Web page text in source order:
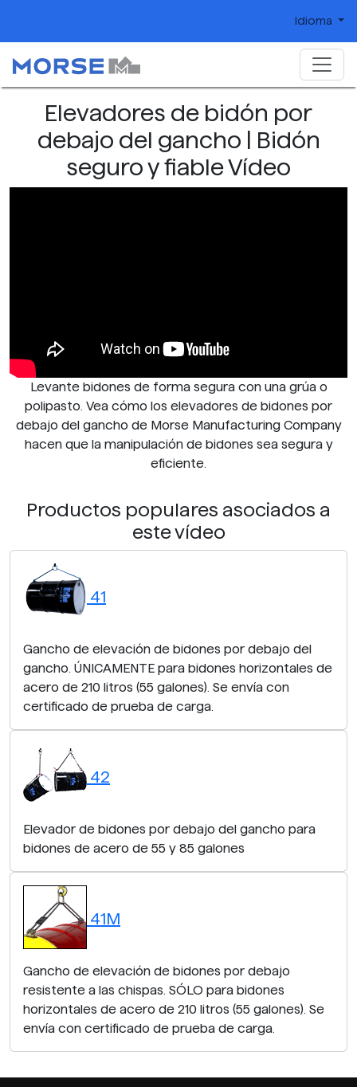
Idioma
Elevadores de bidón por
debajo del gancho | Bidón
seguro y fiable Vídeo
Levante bidones de forma segura con una grúa o
polipasto. Vea cómo los elevadores de bidones por
debajo del gancho de Morse Manufacturing Company
hacen que la manipulación de bidones sea segura y
eficiente.
Productos populares asociados a
este vídeo
41
Gancho de elevación de bidones por debajo del
gancho. ÚNICAMENTE para bidones horizontales de
acero de 210 litros (55 galones). Se envía con
certificado de prueba de carga.
42
Elevador de bidones por debajo del gancho para
bidones de acero de 55 y 85 galones
41M
Gancho de elevación de bidones por debajo
resistente a las chispas. SÓLO para bidones
horizontales de acero de 210 litros (55 galones). Se
envía con certificado de prueba de carga.